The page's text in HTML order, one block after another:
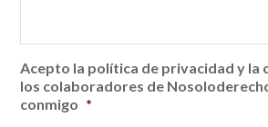
Acepto la política de privacidad y la
los colaboradores de
conmigo *